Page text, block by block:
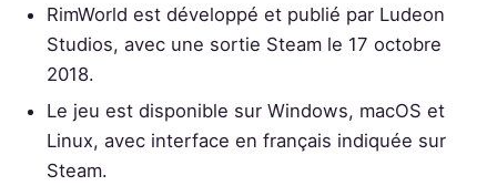
RimWorld est développé et publié par Ludeon
Studios, avec une sortie Steam le 17 octobre
2018.
Le jeu est disponible sur Windows, macOS et
Linux, avec interface en français indiquée sur
Steam.